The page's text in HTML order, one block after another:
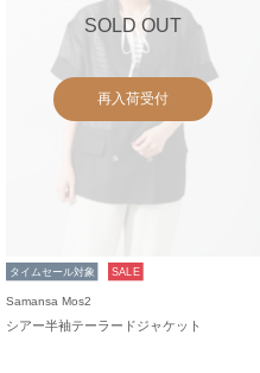
SOLD OUT
再入荷受付
タイムセール対象 SALE
Samansa Mos2
シアー半袖テーラードジャケット